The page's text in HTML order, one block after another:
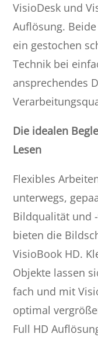
VisioDesk und
Auflösung.
ein gestochen
Technik bei
ansprechendes
Die idealen
Lesen
Flexibles
unterwegs,
Bildqualität und
bieten die
VisioBook HD.
Objekte lassen
fach und mit
optimal
Full HD